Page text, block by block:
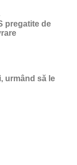
pregatite de
urmând să le